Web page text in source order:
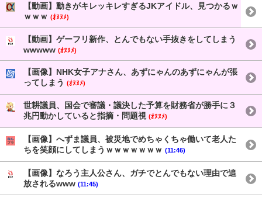
【動画】動きがキレッキレすぎるJKアイドル、見つかるｗ
ｗｗｗ (ｵﾇﾇﾒ)
【動画】ゲーフリ新作、とんでもない手抜きをしてしまう
wwwww (ｵﾇﾇﾒ)
【画像】NHK女子アナさん、あずにゃんのあずにゃんが張
ってしまう (ｵﾇﾇﾒ)
世耕議員、国会で審議・議決した予算を財務省が勝手に３
兆円動かしていると指摘・問題視 (ｵﾇﾇﾒ)
【画像】へずま議員、被災地でめちゃくちゃ働いて老人た
ちを笑顔にしてしまうｗｗｗｗｗｗｗ (11:46)
【画像】なろう主人公さん、ガチでとんでもない理由で追
放されるwww (11:45)